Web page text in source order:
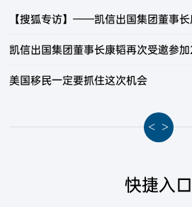
美国移民一定要抓住这次机会
< >
快捷入口